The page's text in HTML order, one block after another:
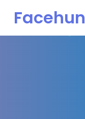
Facehun